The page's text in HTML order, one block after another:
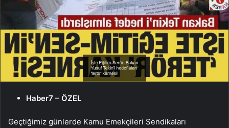
Haber7 – ÖZEL
Geçtiğimiz günlerde Kamu Emekçileri Sendikaları